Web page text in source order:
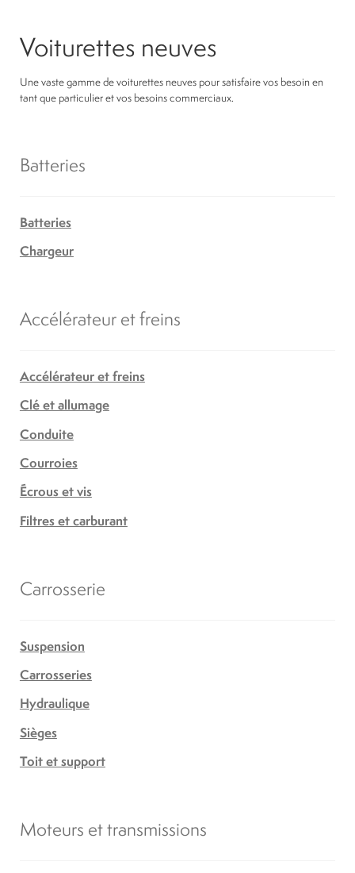
Voiturettes neuves
Une vaste gamme de voiturettes neuves pour satisfaire vos besoin en
tant que particulier et vos besoins commerciaux.
Batteries
Batteries
Chargeur
Accélérateur et freins
Accélérateur et freins
Clé et allumage
Conduite
Courroies
Écrous et vis
Filtres et carburant
Carrosserie
Suspension
Carrosseries
Hydraulique
Sièges
Toit et support
Moteurs et transmissions